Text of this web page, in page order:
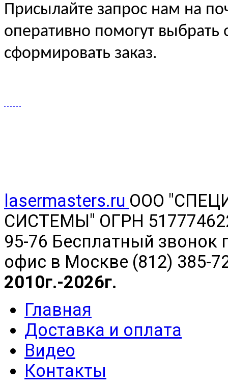
Присылайте запрос нам на
оперативно помогут
сформировать заказ.
lasermasters.ru ООО "
СИСТЕМЫ" ОГРН
95-76 Бесплатный звонок
офис в Москве (812) 385-
2010г.-2026г.
Главная
Доставка и оплата
Видео
Контакты